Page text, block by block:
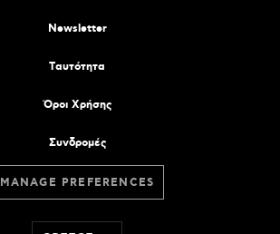
Newsletter
Tαυτότητα
Όροι Χρήσης
Συνδρομές
MANAGE PREFERENCES